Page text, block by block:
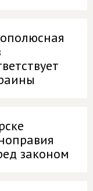
законом